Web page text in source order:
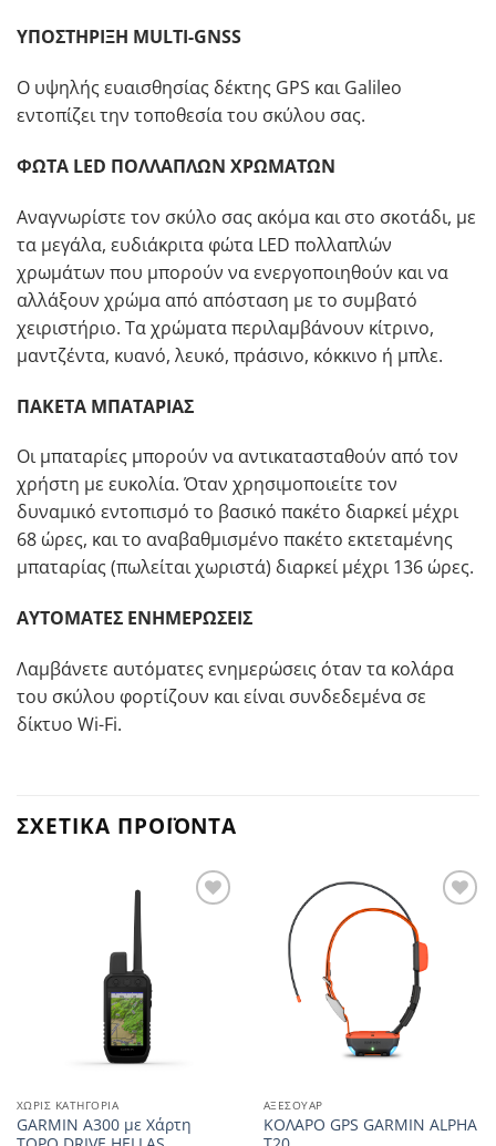
ΥΠΟΣΤΗΡΙΞΗ MULTI-GNSS
Ο υψηλής ευαισθησίας δέκτης GPS και Galileo
εντοπίζει την τοποθεσία του σκύλου σας.
ΦΩΤΑ LED ΠΟΛΛΑΠΛΩΝ ΧΡΩΜΑΤΩΝ
Αναγνωρίστε τον σκύλο σας ακόμα και στο σκοτάδι, με
τα μεγάλα, ευδιάκριτα φώτα LED πολλαπλών
χρωμάτων που μπορούν να ενεργοποιηθούν και να
αλλάξουν χρώμα από απόσταση με το συμβατό
χειριστήριο. Τα χρώματα περιλαμβάνουν κίτρινο,
μαντζέντα, κυανό, λευκό, πράσινο, κόκκινο ή μπλε.
ΠΑΚΕΤΑ ΜΠΑΤΑΡΙΑΣ
Οι μπαταρίες μπορούν να αντικατασταθούν από τον
χρήστη με ευκολία. Όταν χρησιμοποιείτε τον
δυναμικό εντοπισμό το βασικό πακέτο διαρκεί μέχρι
68 ώρες, και το αναβαθμισμένο πακέτο εκτεταμένης
μπαταρίας (πωλείται χωριστά) διαρκεί μέχρι 136 ώρες.
ΑΥΤΟΜΑΤΕΣ ΕΝΗΜΕΡΩΣΕΙΣ
Λαμβάνετε αυτόματες ενημερώσεις όταν τα κολάρα
του σκύλου φορτίζουν και είναι συνδεδεμένα σε
δίκτυο Wi-Fi.
ΣΧΕΤΙΚΆ ΠΡΟΪΌΝΤΑ
ΧΩΡΙΣ ΚΑΤΗΓΟΡΙΑ
GARMIN A300 με Χάρτη
Προσθήκη
Αγαπημένα!
ΑΞΕΣΟΥΑΡ
ΚΟΛΑΡΟ GPS GARMIN ALPHA